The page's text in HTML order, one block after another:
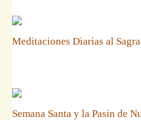
Meditaciones Diarias al
Semana Santa y la Pasin de